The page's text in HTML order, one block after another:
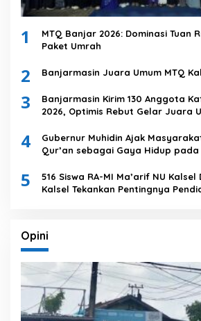
1
MTQ Banjar 2026: Dominasi Tuan
Paket Umrah
2 Banjarmasin Juara Umum MTQ
3
Banjarmasin Kirim 130 Anggota
2026, Optimis Rebut Gelar Juara
4
Gubernur Muhidin Ajak
Qur’an sebagai Gaya Hidup pada
5
516 Siswa RA-MI Ma’arif NU
Kalsel Tekankan Pentingnya
Opini